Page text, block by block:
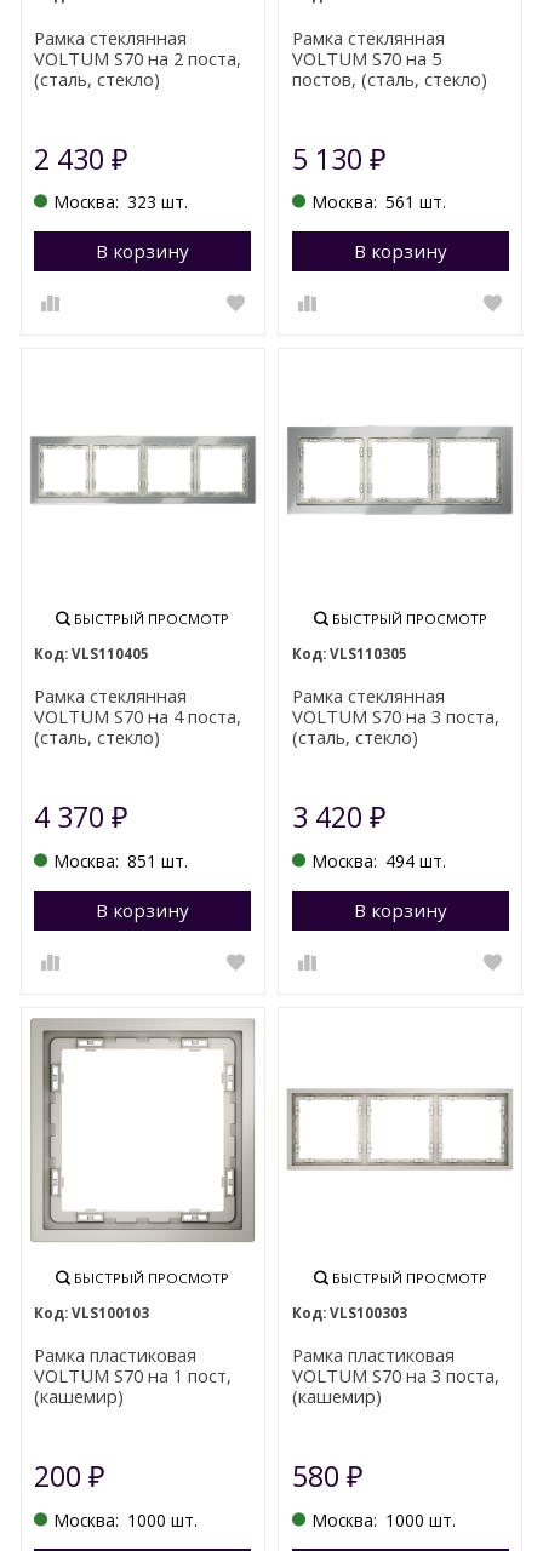
Рамка стеклянная
VOLTUM S70 на 2 поста,
(сталь, стекло)
2 430₽
Москва: 323 шт.
В корзину Перейти в корзину
Рамка стеклянная
VOLTUM S70 на 5
постов, (сталь, стекло)
5 130 ₽
Москва: 561 шт.
В корзину
БЫСТРЫЙ ПРОСМОТР
VLS110405
Рамка стеклянная
VOLTUM S70 на 4 поста,
(сталь, стекло)
4 370₽
Москва: 851 шт.
В корзину Перейти в корзину
БЫСТРЫЙ ПРОСМОТР
VLS110305
Рамка стеклянная
VOLTUM S70 на 3 поста,
(сталь, стекло)
3 420 ₽
Москва: 494 шт.
В корзину
БЫСТРЫЙ ПРОСМОТР
VLS100103
Рамка пластиковая
VOLTUM S70 на 1 пост,
(кашемир)
200₽
Москва: 1000 шт.
БЫСТРЫЙ ПРОСМОТР
VLS100303
Рамка пластиковая
VOLTUM S70 на 3 поста,
(кашемир)
580 ₽
Москва: 1000 шт.